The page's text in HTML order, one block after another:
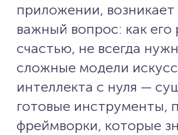
приложении,
важный вопрос: как его
счастью, не всегда
сложные модели
интеллекта с нуля —
готовые инструменты,
фреймворки, которые